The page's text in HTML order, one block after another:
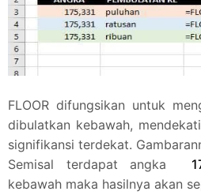
FLOOR difungsikan untuk
dibulatkan kebawah,
signifikansi terdekat.
Semisal terdapat angka
kebawah maka hasilnya akan